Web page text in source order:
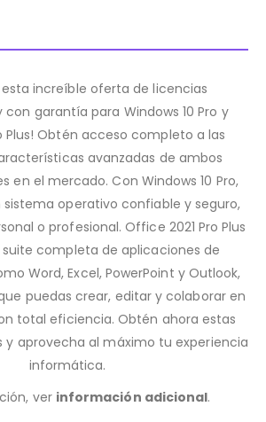
esta increíble oferta de licencias
garantía para Windows 10 Pro y
Plus! Obtén acceso completo a las
avanzadas de ambos
en el mercado. Con Windows 10 Pro,
operativo confiable y seguro,
o profesional. Office 2021 Pro Plus
completa de aplicaciones de
Word, Excel, PowerPoint y Outlook,
puedas crear, editar y colaborar en
total eficiencia. Obtén ahora estas
y aprovecha al máximo tu experiencia
informática.
ver información adicional.